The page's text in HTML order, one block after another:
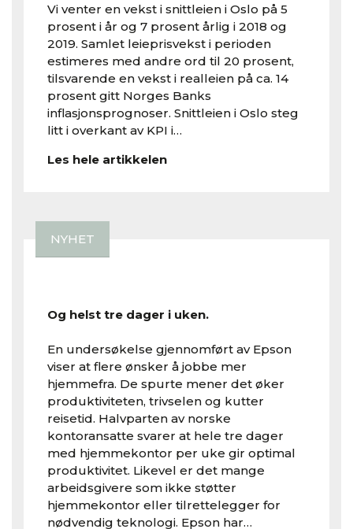
Vi venter en vekst i snittleien i Oslo på 5
prosent i år og 7 prosent årlig i 2018 og
2019. Samlet leieprisvekst i perioden
estimeres med andre ord til 20 prosent,
tilsvarende en vekst i realleien på ca. 14
prosent gitt Norges Banks
inflasjonsprognoser. Snittleien i Oslo steg
litt i overkant av KPI i…
Les hele artikkelen
NYHET
Og helst tre dager i uken.
En undersøkelse gjennomført av Epson
viser at flere ønsker å jobbe mer
hjemmefra. De spurte mener det øker
produktiviteten, trivselen og kutter
reisetid. Halvparten av norske
kontoransatte svarer at hele tre dager
med hjemmekontor per uke gir optimal
produktivitet. Likevel er det mange
arbeidsgivere som ikke støtter
hjemmekontor eller tilrettelegger for
nødvendig teknologi. Epson har…